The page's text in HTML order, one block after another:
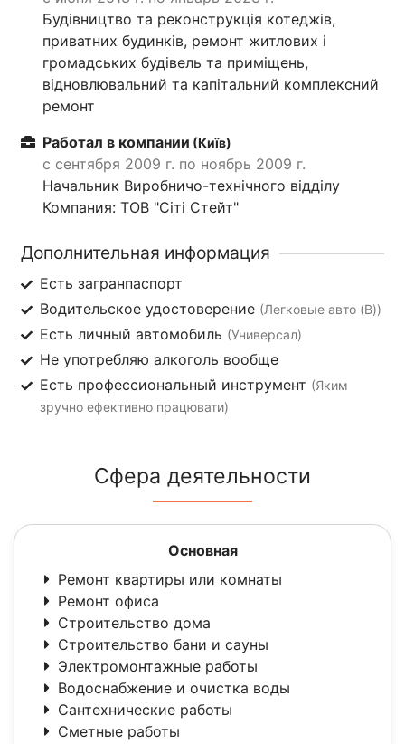
Будівництво та реконструкція котеджів,
приватних будинків, ремонт житлових і
громадських будівель та приміщень,
відновлювальний та капітальний комплексний
ремонт
Работал в компании (Київ)
с сентября 2009 г. по ноябрь 2009 г.
Начальник Виробничо-технічного відділу
Компания: ТОВ "Сіті Стейт"
Дополнительная информация
Есть загранпаспорт
Водительское удостоверение (Легковые авто (B))
Есть личный автомобиль (Универсал)
Не употребляю алкоголь вообще
Есть профессиональный инструмент (Яким
зручно ефективно працювати)
Сфера деятельности
Основная
Ремонт квартиры или комнаты
Ремонт офиса
Строительство дома
Строительство бани и сауны
Электромонтажные работы
Водоснабжение и очистка воды
Сантехнические работы
Сметные работы